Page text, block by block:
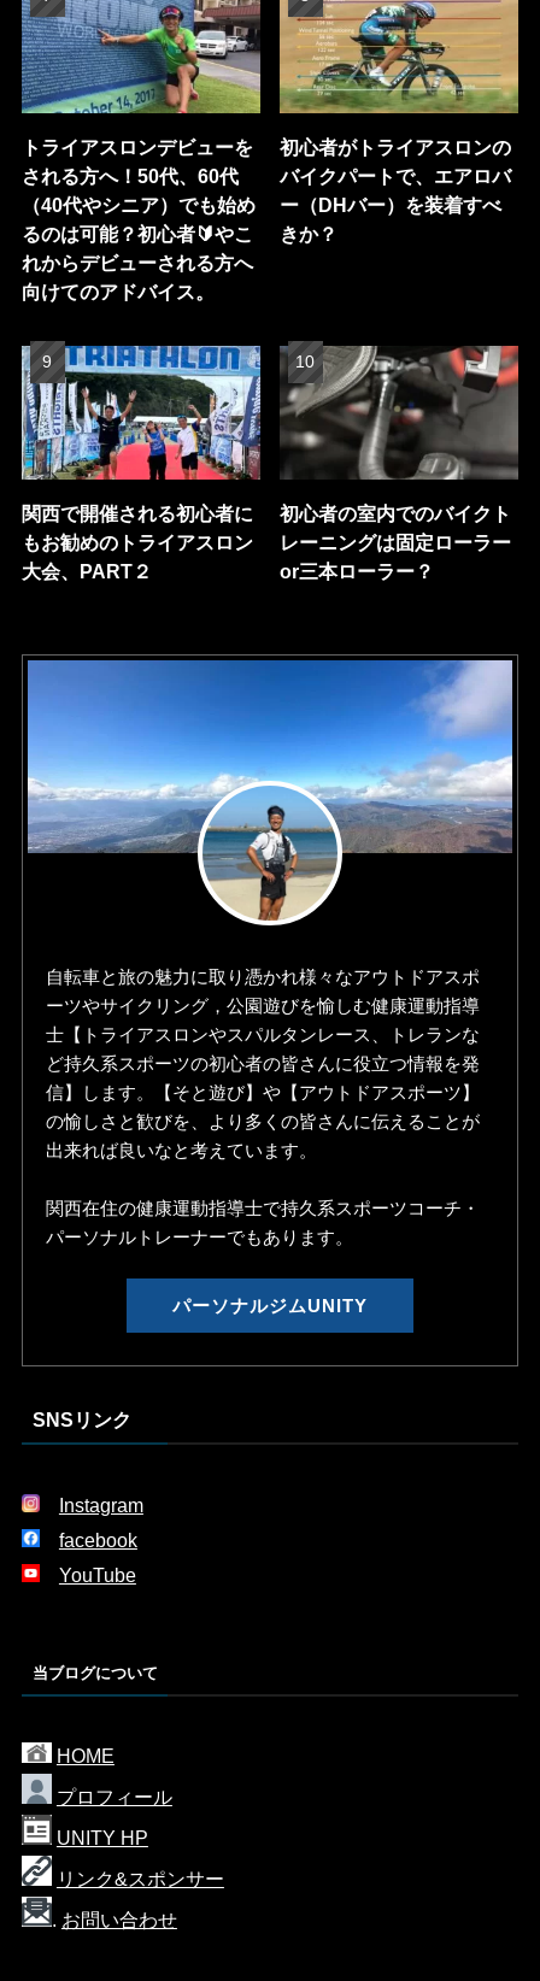
トライアスロンデビューを
される方へ！50代、60代
（40代やシニア）でも始め
るのは可能？初心者🔰やこ
れからデビューされる方へ
向けてのアドバイス。
初心者がトライアスロンの
バイクパートで、エアロバ
ー（DHバー）を装着すべ
きか？
関西で開催される初心者に
もお勧めのトライアスロン
大会、PART２
初心者の室内でのバイクト
レーニングは固定ローラー
or三本ローラー？
自転車と旅の魅力に取り憑かれ様々なアウトドアスポ
ーツやサイクリング，公園遊びを愉しむ健康運動指導
士【トライアスロンやスパルタンレース、トレランな
ど持久系スポーツの初心者の皆さんに役立つ情報を発
信】します。【そと遊び】や【アウトドアスポーツ】
の愉しさと歓びを、より多くの皆さんに伝えることが
出来れば良いなと考えています。
関西在住の健康運動指導士で持久系スポーツコーチ・
パーソナルトレーナーでもあります。
パーソナルジムUNITY
SNSリンク
Instagram
facebook
YouTube
当ブログについて
HOME
プロフィール
UNITY HP
リンク&スポンサー
. お問い合わせ